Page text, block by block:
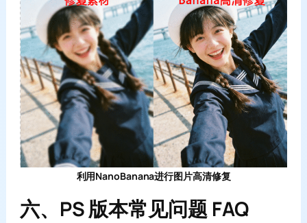
利用NanoBanana进行图片高清修复
六、PS 版本常见问题 FAQ